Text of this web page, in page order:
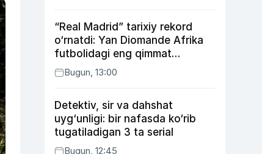
“Real Madrid” tarixiy rekord
o‘rnatdi: Yan Diomande Afrika
futbolidagi eng qimmat
transferga aylandi
Bugun, 13:00
Detektiv, sir va dahshat
uyg‘unligi: bir nafasda ko‘rib
tugatiladigan 3 ta serial
Bugun, 12:45